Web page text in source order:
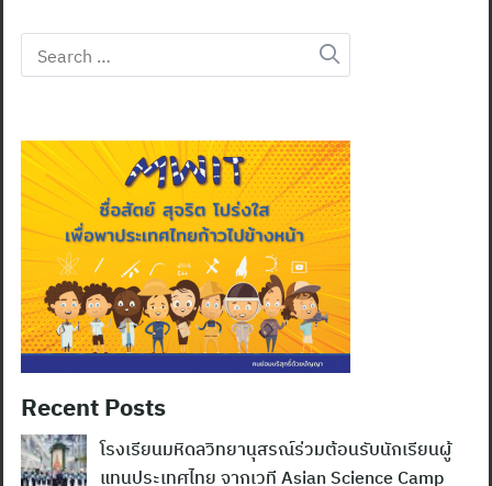
Search
for:
Recent Posts
โรงเรียนมหิดลวิทยานุสรณ์ร่วมต้อนรับนักเรียนผู้
แทนประเทศไทย จากเวที Asian Science Camp